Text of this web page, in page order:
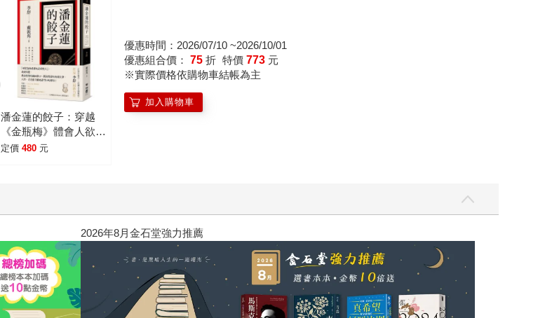
潘金蓮的餃子：穿越
《金瓶梅》體會人欲本
色，究竟美食底蘊
定價 480 元
優惠時間：2026/07/10 ~2026/10/01
優惠組合價： 75 折 特價 773 元
※實際價格依購物車結帳為主
加入購物車
2026年8月金石堂強力推薦